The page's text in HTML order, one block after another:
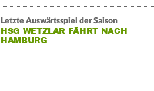
Letzte Auswärtsspiel der Saison
HSG WETZLAR FÄHRT NACH
HAMBURG